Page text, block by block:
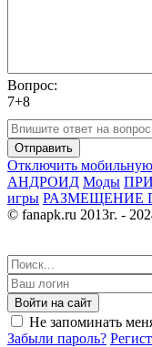
Вопрос:
7+8
Отправить
Отключить
АНДРОИД Моды
игры РАЗМЕЩЕНИЕ
© fanapk.ru 2013г. -
Войти на сайт
Не запоминать
Забыли пароль?